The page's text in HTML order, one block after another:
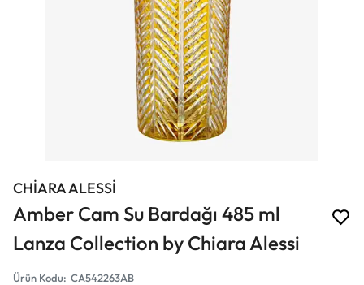
CHİARA ALESSİ
Amber Cam Su Bardağı 485 ml
Lanza Collection by Chiara Alessi
Ürün Kodu: CA542263AB